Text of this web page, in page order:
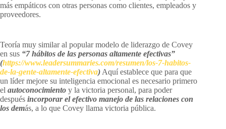
más empáticos con otras personas como clientes, empleados y
proveedores.
Teoría muy similar al popular modelo de liderazgo de Covey
en sus “7 hábitos de las personas altamente efectivas”
(https://www.leadersummaries.com/resumen/los-7-habitos-
de-la-gente-altamente-efectiva) Aquí establece que para que
un líder mejore su inteligencia emocional es necesario primero
el autoconocimiento y la victoria personal, para poder
después incorporar el efectivo manejo de las relaciones con
los demás, a lo que Covey llama victoria pública.